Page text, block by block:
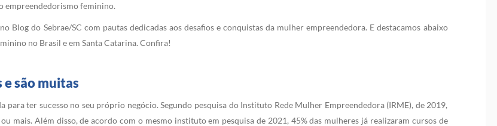
empreendedorismo feminino.
Blog do Sebrae/SC com pautas dedicadas aos desafios e conquistas da mulher empreendedora. E destacamos abaixo
no Brasil e em Santa Catarina. Confira!
são muitas
para ter sucesso no seu próprio negócio. Segundo pesquisa do Instituto Rede Mulher Empreendedora (IRME), de 2019,
mais. Além disso, de acordo com o mesmo instituto em pesquisa de 2021, 45% das mulheres já realizaram cursos de